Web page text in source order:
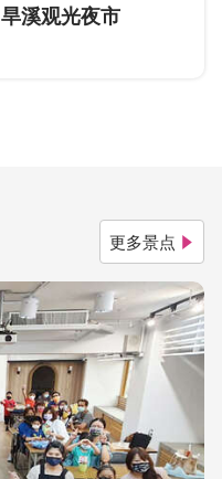
旱溪观光夜市
更多景点